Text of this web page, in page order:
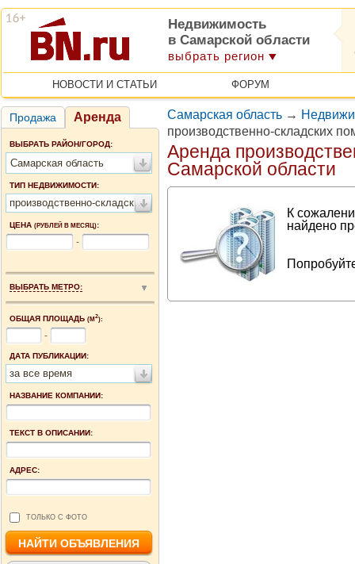
Недвижимость
в Самарской области
выбрать регион
НОВОСТИ И СТАТЬИ ФОРУМ
Продажа Аренда
ВЫБРАТЬ РАЙОН/ГОРОД:
Самарская область
ТИП НЕДВИЖИМОСТИ:
производственно-складские помещения
ЦЕНА (РУБЛЕЙ В МЕСЯЦ):
-
ВЫБРАТЬ МЕТРО:
ОБЩАЯ ПЛОЩАДЬ (М2):
-
ДАТА ПУБЛИКАЦИИ:
за все время
НАЗВАНИЕ КОМПАНИИ:
ТЕКСТ В ОПИСАНИИ:
АДРЕС:
ТОЛЬКО С ФОТО
Самарская область →
производственно-складских
Аренда
Самарской области
К
найдено